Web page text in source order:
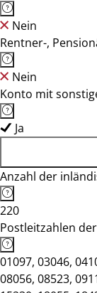
Nein
Rentner-,
Nein
Konto mit
Ja
Anzahl der
220
Postleitzahlen
01097, 03046,
08056, 08523,